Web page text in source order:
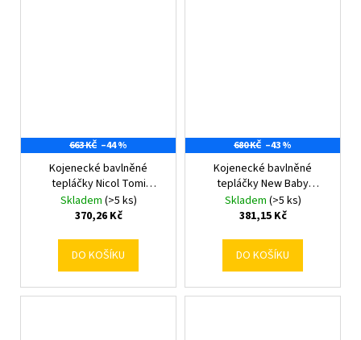
663 KČ –44 %
Kojenecké bavlněné
tepláčky Nicol Tomi
oranžová 68 (4-6m)
Skladem (>5 ks)
370,26 Kč
DO KOŠÍKU
680 KČ –43 %
Kojenecké bavlněné
tepláčky New Baby
Husičky 92 (18-24m)
Skladem (>5 ks)
381,15 Kč
DO KOŠÍKU